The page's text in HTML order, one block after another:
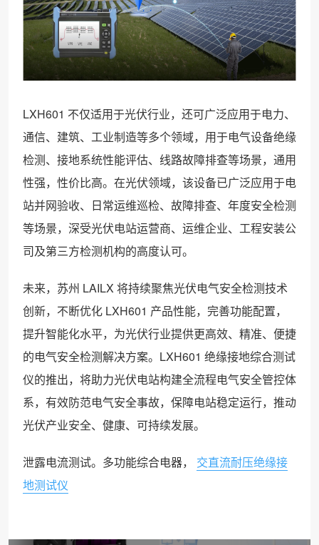
LXH601 不仅适用于光伏行业，还可广泛应用于电力、
通信、建筑、工业制造等多个领域，用于电气设备绝缘
检测、接地系统性能评估、线路故障排查等场景，通用
性强，性价比高。在光伏领域，该设备已广泛应用于电
站并网验收、日常运维巡检、故障排查、年度安全检测
等场景，深受光伏电站运营商、运维企业、工程安装公
司及第三方检测机构的高度认可。
未来，苏州 LAILX 将持续聚焦光伏电气安全检测技术
创新，不断优化 LXH601 产品性能，完善功能配置，
提升智能化水平，为光伏行业提供更高效、精准、便捷
的电气安全检测解决方案。LXH601 绝缘接地综合测试
仪的推出，将助力光伏电站构建全流程电气安全管控体
系，有效防范电气安全事故，保障电站稳定运行，推动
光伏产业安全、健康、可持续发展。
泄露电流测试。多功能综合电器，
交直流耐压绝缘接
地测试仪